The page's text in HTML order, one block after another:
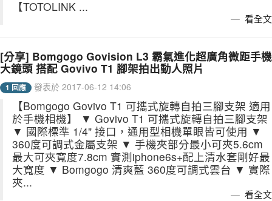
【TOTOLINK ...
看全文
[分享] Bomgogo Govision L3 霸氣進化超廣角微距手機
大鏡頭 搭配 Govivo T1 腳架拍出動人照片
1 回應 發表於 2017-06-12 14:06
【Bomgogo Govivo T1 可攜式旋轉自拍三腳支架 適用
於手機相機】 ▼ Govivo T1 可攜式旋轉自拍三腳支架
▼ 國際標準 1/4" 接口，通用型相機單眼皆可使用 ▼
360度可調式金屬支架 ▼ 手機夾部分最小可夾5.6cm
最大可夾寬度7.8cm 實測iphone6s+配上清水套剛好最
大寬度 ▼ Bomgogo 清爽藍 360度可調式雲台 ▼ 實際
夾...
看全文